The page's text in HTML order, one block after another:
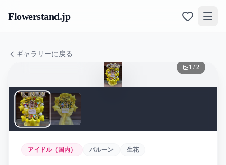
Flowerstand.jp
ギャラリーに戻る
1 /2
アイドル（国内） バルーン 生花